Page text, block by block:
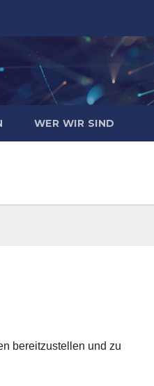
WER WIR SIND
bereitzustellen und zu